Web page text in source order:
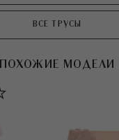
ВСЕ ТРУСЫ
ПОХОЖИЕ МОДЕЛИ